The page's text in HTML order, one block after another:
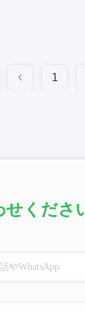
1
せくださ